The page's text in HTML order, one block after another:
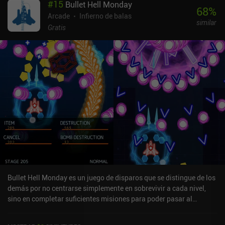
futuras misiones. Mientras tanto, el oro que ganamos con el juego
se puede gastar en mejoras permanentes para el equipo y las
armas de nuestro personaje, lo que crea una gran sensación de
todos los hechizos, podemos continuar en el modo sin fin, lo que
da al juego un nivel relativamente alto de rejugabilidad. El estilo
pixel art luce muy bien, las animaciones son fluidas y las
habilidades son bastante interesantes. La temática también
funciona bien, con enemigos que van desde gatos demoníacos y
serpientes hasta lobos y demonios condenados. Demon Survival
se monetiza a través de anuncios incentivados para revivir, raros
anuncios forzados y algunos iAP para duplicar nuestras
recompensas de oro (1,99 $), eliminar todos los anuncios (2,99 $)
o adquirir más oro. Por suerte, el juego nunca es tan difícil como
para tener que comprar oro, y los anuncios son casi siempre
opcionales. En general, es uno de los mejores y más pulidos juegos
de acción inversa a los que he jugado, una buena alternativa a 20
Minutes Till Dawn y Magic Survival.
#15 Bullet Hell Monday
Arcade
Infierno de balas
Gratis
68%
similar
Bullet Hell Monday es un juego de disparos que se distingue de los
demás por no centrarse simplemente en sobrevivir a cada nivel,
sino en completar suficientes misiones para poder pasar al